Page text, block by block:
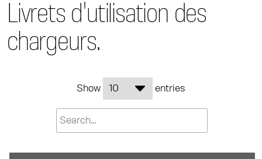
Livrets d'utilisation des
chargeurs.
Show entries